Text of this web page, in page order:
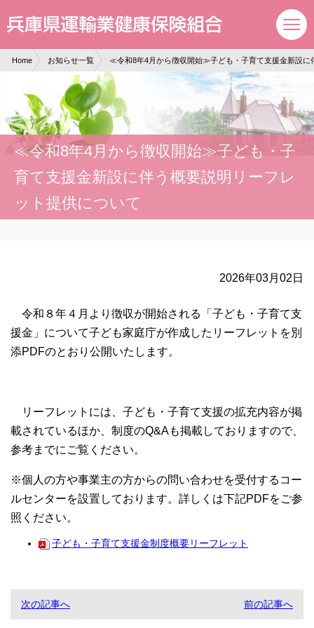
Home お知らせ一覧 ≪令和8年4月から徴収開始≫子ども・子育て支援金新設に
≪令和8年4月から徴収開始≫子ども・子
育て支援金新設に伴う概要説明リーフレ
ット提供について
2026年03月02日
令和８年４月より徴収が開始される「子ども・子育て支
援金」について子ども家庭庁が作成したリーフレットを別
添PDFのとおり公開いたします。
リーフレットには、子ども・子育て支援の拡充内容が掲
載されているほか、制度のQ&Aも掲載しておりますので、
参考までにご覧ください。
※個人の方や事業主の方からの問い合わせを受付するコー
ルセンターを設置しております。詳しくは下記PDFをご参
照ください。
子ども・子育て支援金制度概要リーフレット
次の記事へ 前の記事へ